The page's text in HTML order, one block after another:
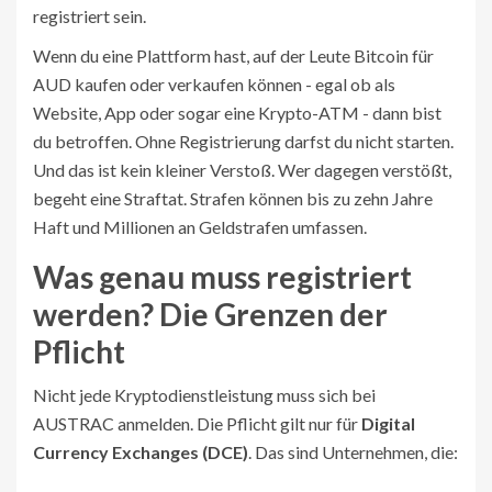
registriert sein.
Wenn du eine Plattform hast, auf der Leute Bitcoin für
AUD kaufen oder verkaufen können - egal ob als
Website, App oder sogar eine Krypto-ATM - dann bist
du betroffen. Ohne Registrierung darfst du nicht starten.
Und das ist kein kleiner Verstoß. Wer dagegen verstößt,
begeht eine Straftat. Strafen können bis zu zehn Jahre
Haft und Millionen an Geldstrafen umfassen.
Was genau muss registriert
werden? Die Grenzen der
Pflicht
Nicht jede Kryptodienstleistung muss sich bei
AUSTRAC anmelden. Die Pflicht gilt nur für Digital
Currency Exchanges (DCE). Das sind Unternehmen, die: